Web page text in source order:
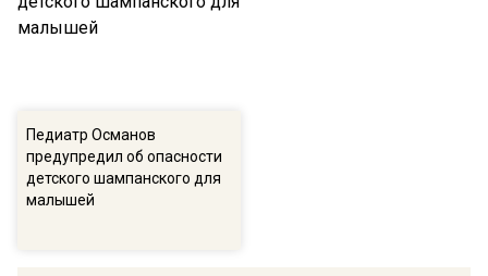
Педиатр Османов
предупредил об опасности
детского шампанского для
малышей